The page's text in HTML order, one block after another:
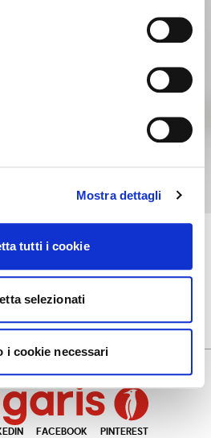
Mostra dettagli
tutti i cookie
selezionati
i cookie necessari
FACEBOOK PINTEREST
le site Calligaris pour
passer au site en États-Unis ?
est sensible à la casse.